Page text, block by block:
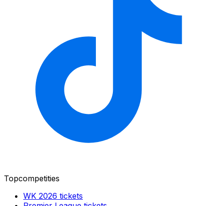
Topcompetities
WK 2026 tickets